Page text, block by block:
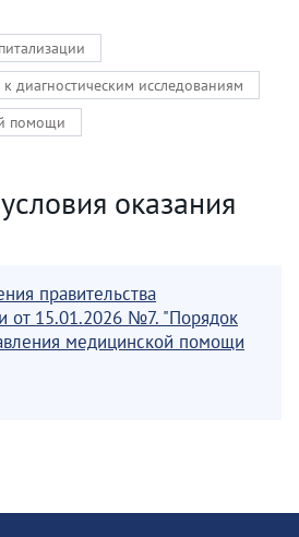
диагностическим исследованиям
помощи
оказания
правительства
от 15.01.2026 №7. "Порядок
медицинской помощи